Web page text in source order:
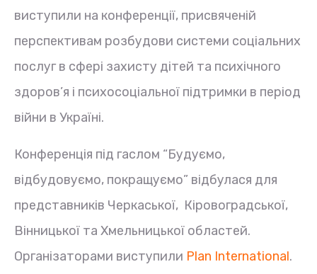
виступили на конференції, присвяченій
перспективам розбудови системи соціальних
послуг в сфері захисту дітей та психічного
здоров’я і психосоціальної підтримки в період
війни в Україні.
Конференція під гаслом “Будуємо,
відбудовуємо, покращуємо” відбулася для
представників Черкаської, Кіровоградської,
Вінницької та Хмельницької областей.
Організаторами виступили Plan International.